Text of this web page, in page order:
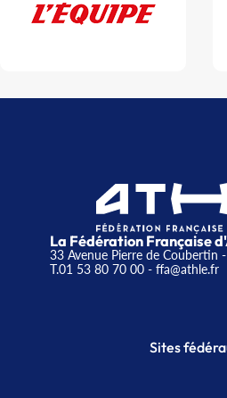
La Fédération Française
33 Avenue Pierre de Coubertin
T.01 53 80 70 00- ffa@athle.fr
Sites